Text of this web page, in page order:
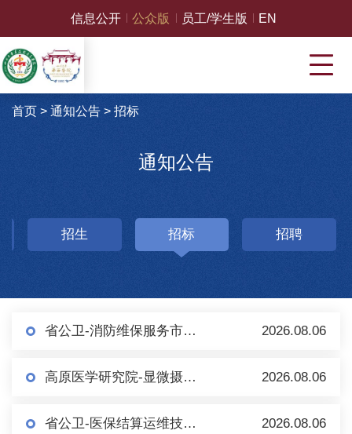
信息公开 公众版 员工/学生版 EN
首页 > 通知公告> 招标
通知公告
招生 招标 招聘
省公卫-消防维保服务市场调研（第二轮） 2026.08.06
高原医学研究院-显微摄像系统（倒置） 市场调研 2026.08.06
省公卫-医保结算运维技术服务市场调研 2026.08.06